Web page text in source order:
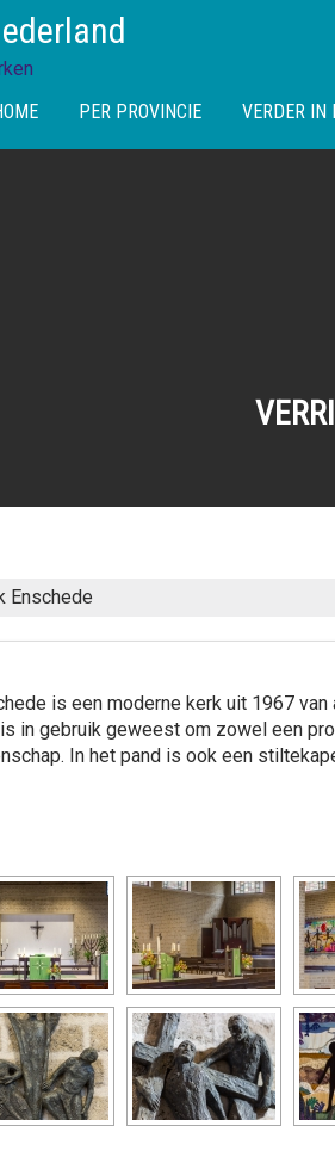
PER PROVINCIE VERDER IN
Enschede
is een moderne kerk uit 1967 van
in gebruik geweest om zowel een
In het pand is ook een